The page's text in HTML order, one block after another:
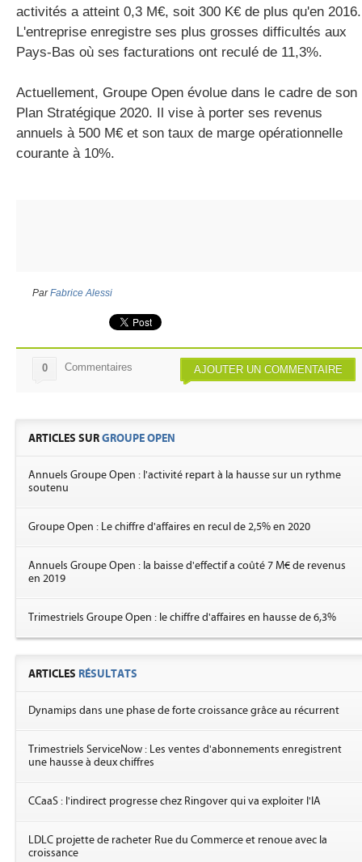
activités a atteint 0,3 M€, soit 300 K€ de plus qu'en 2016.
L'entreprise enregistre ses plus grosses difficultés aux
Pays-Bas où ses facturations ont reculé de 11,3%.
Actuellement, Groupe Open évolue dans le cadre de son
Plan Stratégique 2020. Il vise à porter ses revenus
annuels à 500 M€ et son taux de marge opérationnelle
courante à 10%.
ParFabrice Alessi
AJOUTER UN COMMENTAIRE
0 Commentaires
ARTICLES SURGROUPE OPEN
Annuels Groupe Open : l'activité repart à la hausse sur un rythme
soutenu
Groupe Open : Le chiffre d'affaires en recul de 2,5% en 2020
Annuels Groupe Open : la baisse d'effectif a coûté 7 M€ de revenus
en 2019
Trimestriels Groupe Open : le chiffre d'affaires en hausse de 6,3%
ARTICLES RÉSULTATS
Dynamips dans une phase de forte croissance grâce au récurrent
Trimestriels ServiceNow : Les ventes d'abonnements enregistrent
une hausse à deux chiffres
CCaaS : l'indirect progresse chez Ringover qui va exploiter l'IA
LDLC projette de racheter Rue du Commerce et renoue avec la
croissance